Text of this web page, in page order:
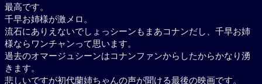
最高です。
千早お姉様が激メロ。
流石にありえないでしょっシーンもまあコナンだし、千早お姉
様ならワンチャンって思います。
過去のオマージュシーンはコナンファンからしたからかなり湧
きます。
悲しいですが初代蘭姉ちゃんの声が聞ける最後の映画です。